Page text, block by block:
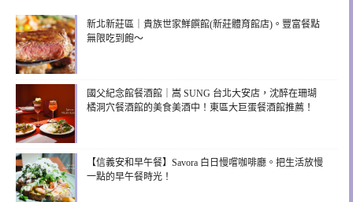
新北新莊區｜貴族世家鮮饌館(新莊體育館店)。豐富餐點
無限吃到飽～
國父紀念館餐酒館｜嵩 SUNG 台北大安店，沈醉在珊瑚
橘洞穴餐酒館的美食美酒中！東區大巨蛋餐酒館推薦！
【信義安和早午餐】Savora 白日慢嚐咖啡廳。把生活放慢
一點的早午餐時光！